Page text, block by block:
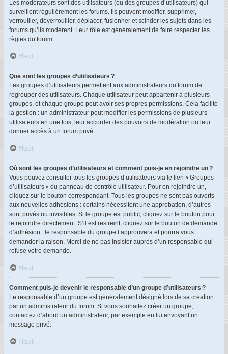
Les modérateurs sont des utilisateurs (ou des groupes d’utilisateurs) qui
surveillent régulièrement les forums. Ils peuvent modifier, supprimer,
verrouiller, déverrouiller, déplacer, fusionner et scinder les sujets dans les
forums qu’ils modèrent. Leur rôle est généralement de faire respecter les
règles du forum.
Haut
Que sont les groupes d’utilisateurs ?
Les groupes d’utilisateurs permettent aux administrateurs du forum de
regrouper des utilisateurs. Chaque utilisateur peut appartenir à plusieurs
groupes, et chaque groupe peut avoir ses propres permissions. Cela facilite
la gestion : un administrateur peut modifier les permissions de plusieurs
utilisateurs en une fois, leur accorder des pouvoirs de modération ou leur
donner accès à un forum privé.
Haut
Où sont les groupes d’utilisateurs et comment puis-je en rejoindre un ?
Vous pouvez consulter tous les groupes d’utilisateurs via le lien « Groupes
d’utilisateurs » du panneau de contrôle utilisateur. Pour en rejoindre un,
cliquez sur le bouton correspondant. Tous les groupes ne sont pas ouverts
aux nouvelles adhésions : certains nécessitent une approbation, d’autres
sont privés ou invisibles. Si le groupe est public, cliquez sur le bouton pour
le rejoindre directement. S’il est restreint, cliquez sur le bouton de demande
d’adhésion : le responsable du groupe l’approuvera et pourra vous
demander la raison. Merci de ne pas insister auprès d’un responsable qui
refuse votre demande.
Haut
Comment puis-je devenir le responsable d’un groupe d’utilisateurs ?
Le responsable d’un groupe est généralement désigné lors de sa création
par un administrateur du forum. Si vous souhaitez créer un groupe,
contactez d’abord un administrateur, par exemple en lui envoyant un
message privé.
Haut